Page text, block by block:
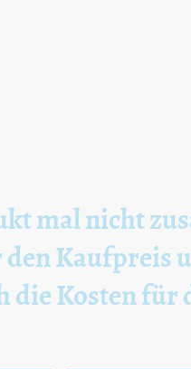
mal nicht
Kaufpreis
die Kosten für